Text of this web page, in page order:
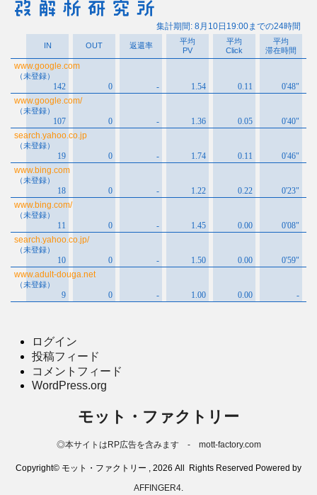
カ
ログイン
投稿フィード
コメントフィード
WordPress.org
モット・ファクトリー
◎本サイトはRP広告を含みます - mott-factory.com
Copyright© モット・ファクトリー , 2026 All Rights Reserved Powered by
AFFINGER4.